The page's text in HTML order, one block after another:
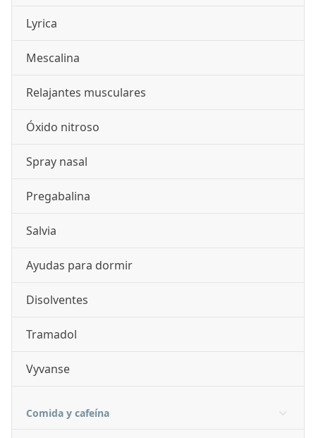
Lyrica
Mescalina
Relajantes musculares
Óxido nitroso
Spray nasal
Pregabalina
Salvia
Ayudas para dormir
Disolventes
Tramadol
Vyvanse
Comida y cafeína